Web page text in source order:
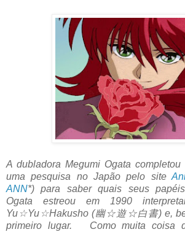
A dubladora Megumi Ogata
uma pesquisa no Japão pelo site
ANN*) para saber quais seus
Ogata estreou em 1990
Yu☆Yu☆Hakusho (幽☆遊☆白書) e,
primeiro lugar. Como muita coisa